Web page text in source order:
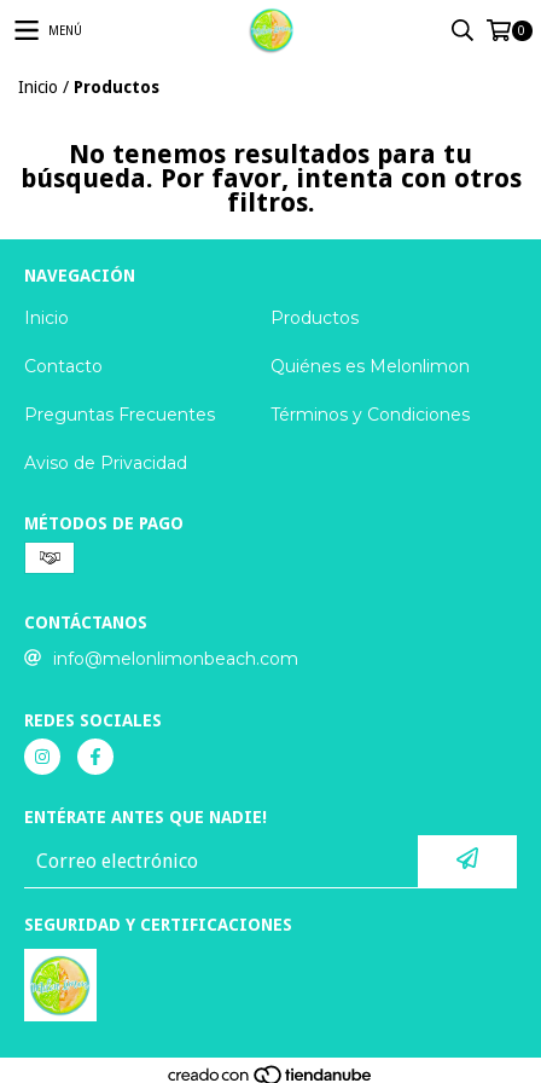
MENÚ 0
Inicio / Productos
No tenemos resultados para tu
búsqueda. Por favor, intenta con otros
filtros.
NAVEGACIÓN
Inicio Productos
Contacto Quiénes es Melonlimon
Preguntas Frecuentes Términos y Condiciones
Aviso de Privacidad
MÉTODOS DE PAGO
CONTÁCTANOS
info@melonlimonbeach.com
REDES SOCIALES
ENTÉRATE ANTES QUE NADIE!
SEGURIDAD Y CERTIFICACIONES